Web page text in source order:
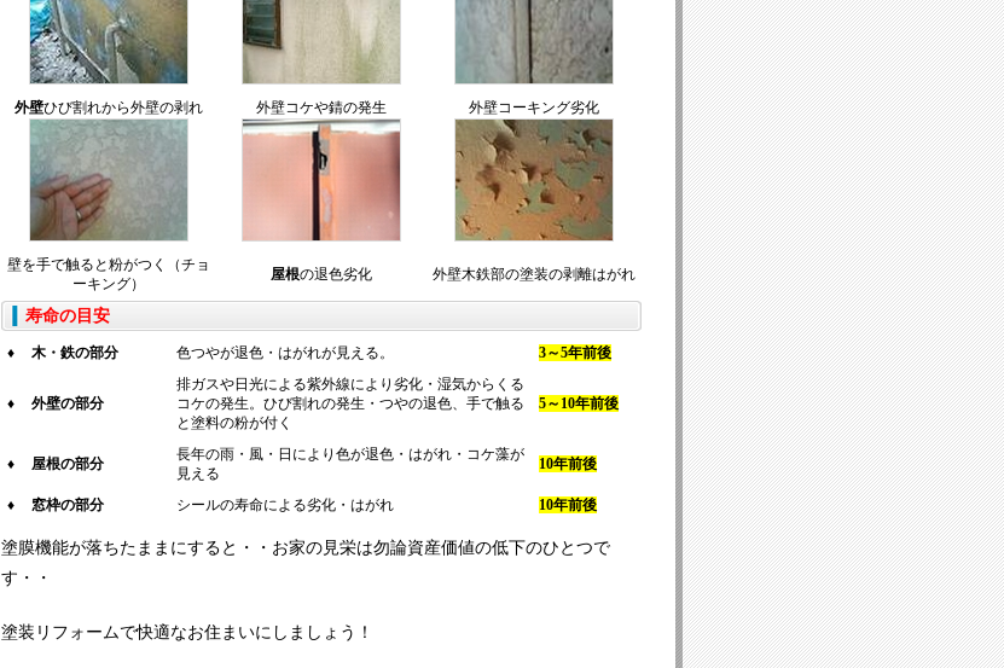
外壁ひび割れから外壁の剥れ 外壁コケや錆の発生 外壁コーキング劣化
壁を手で触ると粉がつく（チョ
ーキング）
屋根の退色劣化 外壁木鉄部の塗装の剥離はがれ
寿命の目安
♦ 木・鉄の部分 色つやが退色・はがれが見える。 3～5年前後
♦ 外壁の部分
排ガスや日光による紫外線により劣化・湿気からくる
コケの発生。ひび割れの発生・つやの退色、手で触る
と塗料の粉が付く
5～10年前後
♦ 屋根の部分
長年の雨・風・日により色が退色・はがれ・コケ藻が
見える
10年前後
♦ 窓枠の部分 シールの寿命による劣化・はがれ 10年前後
塗膜機能が落ちたままにすると・・お家の見栄は勿論資産価値の低下のひとつで
す・・
塗装リフォームで快適なお住まいにしましょう！